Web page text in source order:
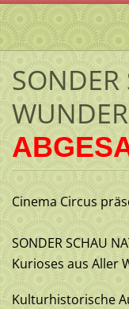
WUNDER
Cinema Circus
SONDER SCHAU
Kurioses aus Aller
Kulturhistorische